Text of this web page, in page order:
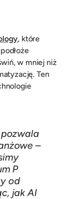
, które
w mniej niż
Ten
–
P
od
jak AI